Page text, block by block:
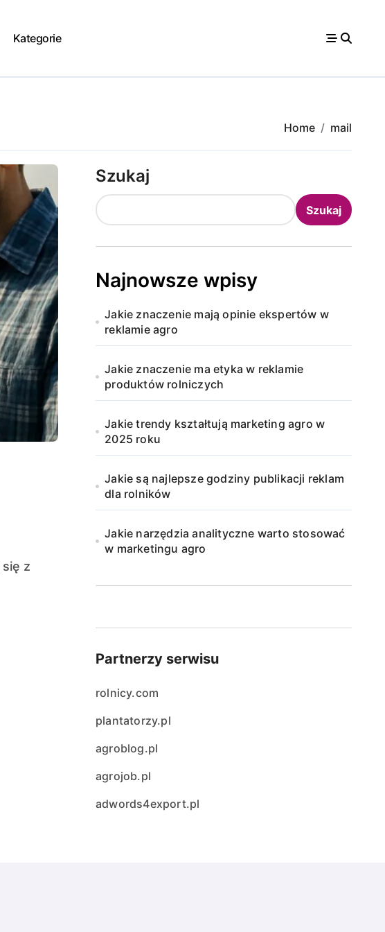
Kategorie
Home mail
Szukaj
Szukaj
Najnowsze wpisy
Jakie znaczenie mają opinie ekspertów w
reklamie agro
Jakie znaczenie ma etyka w reklamie
produktów rolniczych
Jakie trendy kształtują marketing agro w
2025 roku
Jakie są najlepsze godziny publikacji reklam
dla rolników
Jakie narzędzia analityczne warto stosować
w marketingu agro
Partnerzy serwisu
rolnicy.com
plantatorzy.pl
agroblog.pl
agrojob.pl
adwords4export.pl